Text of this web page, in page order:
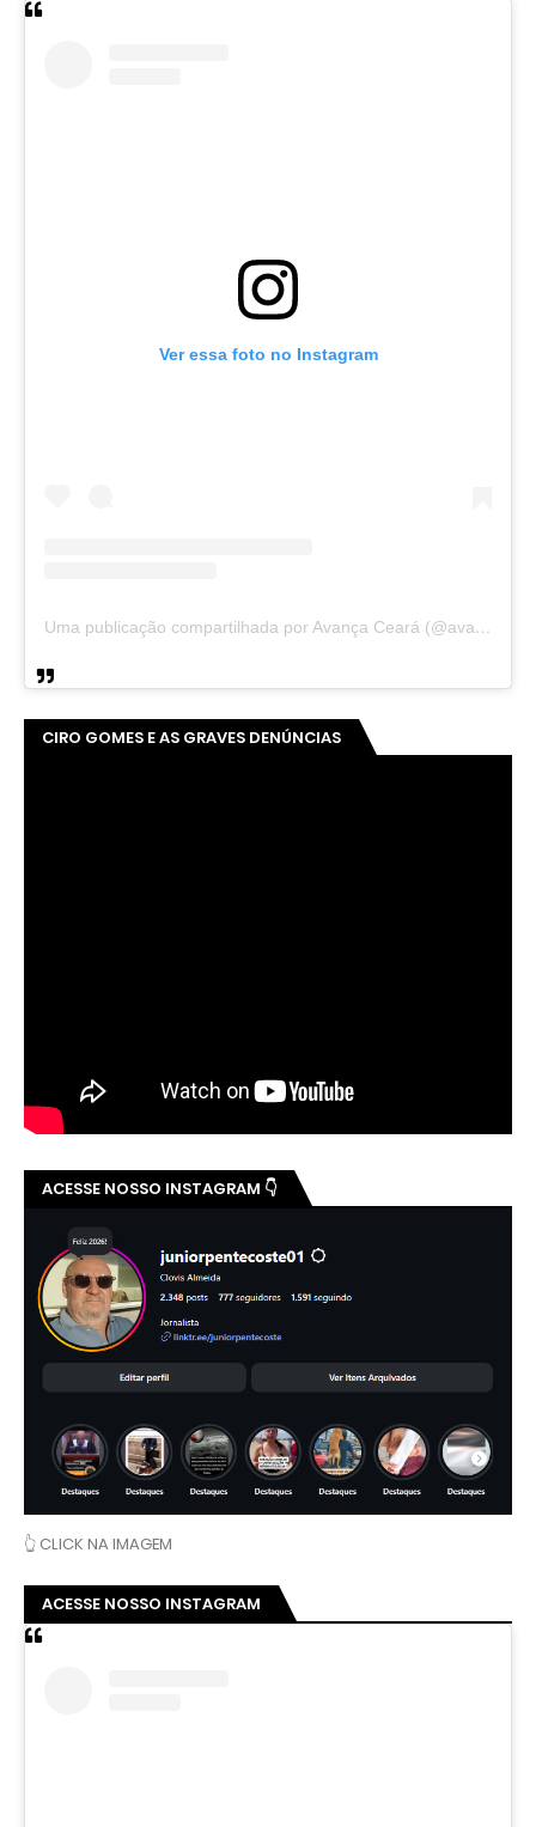
Ver essa foto no Instagram
Uma publicação compartilhada por Avança Ceará (@avancaceara)
CIRO GOMES E AS GRAVES DENÚNCIAS
ACESSE NOSSO INSTAGRAM 👇
👆 CLICK NA IMAGEM
ACESSE NOSSO INSTAGRAM